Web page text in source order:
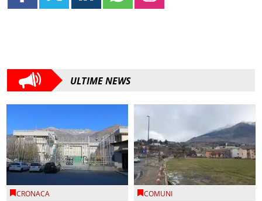
ULTIME NEWS
CRONACA COMUNI